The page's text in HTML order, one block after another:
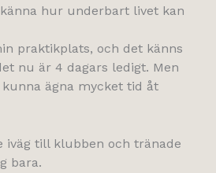
hur underbart livet kan
praktikplats, och det känns
nu är 4 dagars ledigt. Men
ägna mycket tid åt
iväg till klubben och tränade
bara.